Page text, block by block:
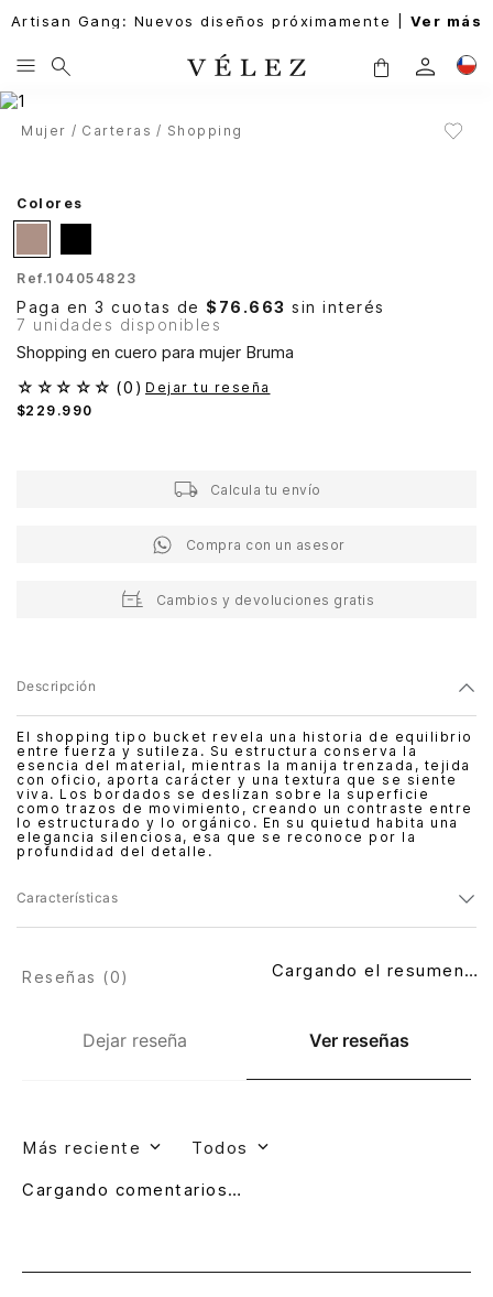
Artisan Gang: Nuevos diseños próximamente | Ver más
Mujer Carteras Shopping
Colores
Ref.104054823
Paga en 3 cuotas de $76.663 sin interés
7 unidades disponibles
Shopping en cuero para mujer Bruma
☆ ☆ ☆ ☆ ☆ (0 ) Dejar tu reseña
$229 .990
Calcula tu envío
Compra con un asesor
Cambios y devoluciones gratis
Descripción
El shopping tipo bucket revela una historia de equilibrio
entre fuerza y sutileza. Su estructura conserva la
esencia del material, mientras la manija trenzada, tejida
con oficio, aporta carácter y una textura que se siente
viva. Los bordados se deslizan sobre la superficie
como trazos de movimiento, creando un contraste entre
lo estructurado y lo orgánico. En su quietud habita una
elegancia silenciosa, esa que se reconoce por la
profundidad del detalle.
Características
Dejar reseña Ver reseñas
Reseñas (0) Cargando el resumen…
Más reciente Todos
Cargando comentarios…